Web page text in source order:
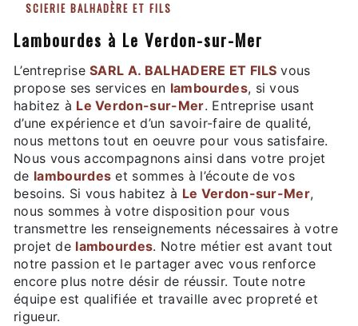
SCIERIE BALHADÈRE ET FILS
lambourdes à Le Verdon-sur-Mer
L’entrepriseSARL A. BALHADERE ET FILS vous
propose ses services en lambourdes, si vous
habitez à Le Verdon-sur-Mer. Entreprise usant
d’une expérience et d’un savoir-faire de qualité,
nous mettons tout en oeuvre pour vous satisfaire.
Nous vous accompagnons ainsi dans votre projet
de lambourdes et sommes à l’écoute de vos
besoins. Si vous habitez à Le Verdon-sur-Mer,
nous sommes à votre disposition pour vous
transmettre les renseignements nécessaires à votre
projet de lambourdes. Notre métier est avant tout
notre passion et le partager avec vous renforce
encore plus notre désir de réussir. Toute notre
équipe est qualifiée et travaille avec propreté et
rigueur.